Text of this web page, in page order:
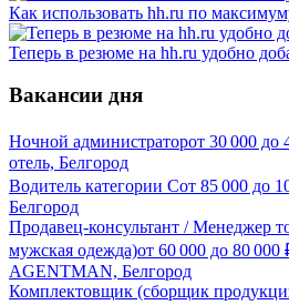
Как использовать hh.ru по
Теперь в резюме на hh.ru удобно
Вакансии дня
Ночной администраторот 30 000 до
отель, Белгород
Водитель категории Сот 85 000 до
Белгород
Продавец-консультант / Менеджер
мужская одежда)от 60 000 до 80 000
AGENTMAN, Белгород
Комплектовщик (сборщик